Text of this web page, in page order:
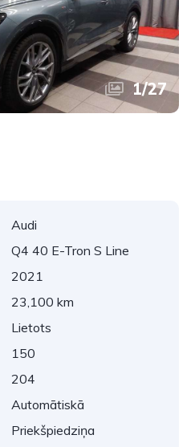
1/27
Audi
Q4 40 E-Tron S Line
2021
23,100 km
Lietots
150
204
Automātiskā
Priekšpiedziņa